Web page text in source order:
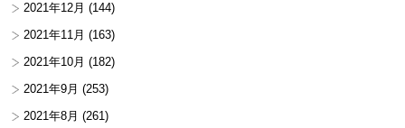
2021年12月 (144)
2021年11月 (163)
2021年10月 (182)
2021年9月 (253)
2021年8月 (261)